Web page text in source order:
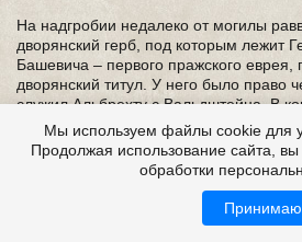
На надгробии недалеко от могилы
дворянский герб, под которым лежит
Башевича – первого пражского еврея,
дворянский титул. У него было право
служил Альбрехту с Вальдштейна. В
пришлось сбежать из Праги в Младу
умер, а его супруга Гендель осталась
эту старую историю рассказывают
великолепным надгробием Гендель
королева. Король её выгнал, и
жизнь сбежала из Польши. Добралась
Мы используем файлы cookie для
Продолжая использование сайта,
обработки
Принимаю